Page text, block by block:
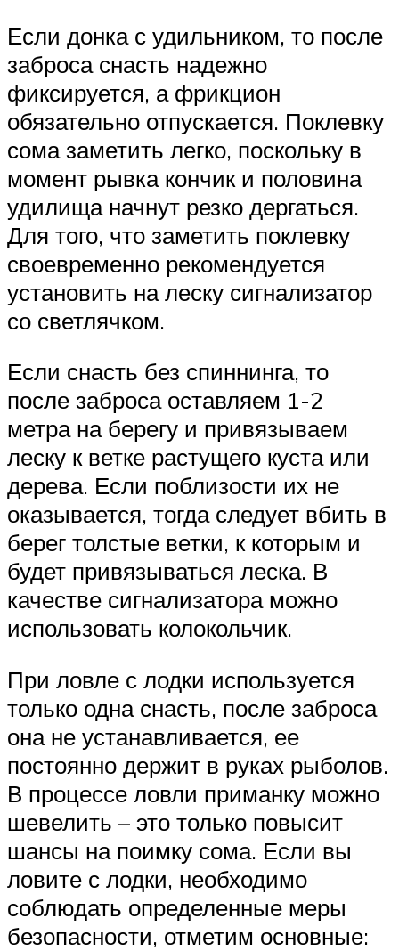
Если донка с удильником, то после
заброса снасть надежно
фиксируется, а фрикцион
обязательно отпускается. Поклевку
сома заметить легко, поскольку в
момент рывка кончик и половина
удилища начнут резко дергаться.
Для того, что заметить поклевку
своевременно рекомендуется
установить на леску сигнализатор
со светлячком.
Если снасть без спиннинга, то
после заброса оставляем 1-2
метра на берегу и привязываем
леску к ветке растущего куста или
дерева. Если поблизости их не
оказывается, тогда следует вбить в
берег толстые ветки, к которым и
будет привязываться леска. В
качестве сигнализатора можно
использовать колокольчик.
При ловле с лодки используется
только одна снасть, после заброса
она не устанавливается, ее
постоянно держит в руках рыболов.
В процессе ловли приманку можно
шевелить – это только повысит
шансы на поимку сома. Если вы
ловите с лодки, необходимо
соблюдать определенные меры
безопасности, отметим основные: